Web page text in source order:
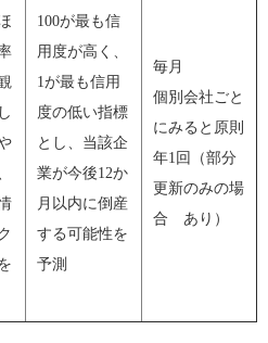
100が最も信
用度が高く、
1が最も信用
度の低い指標
とし、当該企
業が今後12か
月以内に倒産
する可能性を
予測
毎月
個別会社ごと
にみると原則
年1回（部分
更新のみの場
合 あり）